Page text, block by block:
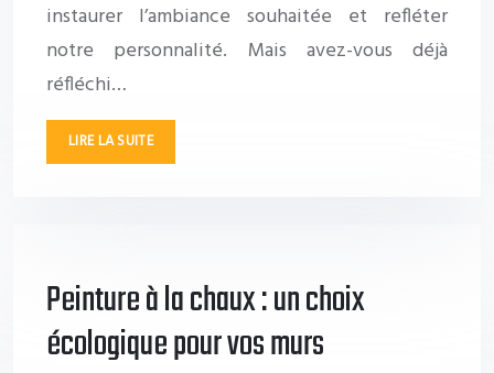
instaurer l’ambiance souhaitée et refléter
notre personnalité. Mais avez-vous déjà
réfléchi…
LIRE LA SUITE
Peinture à la chaux : un choix
écologique pour vos murs